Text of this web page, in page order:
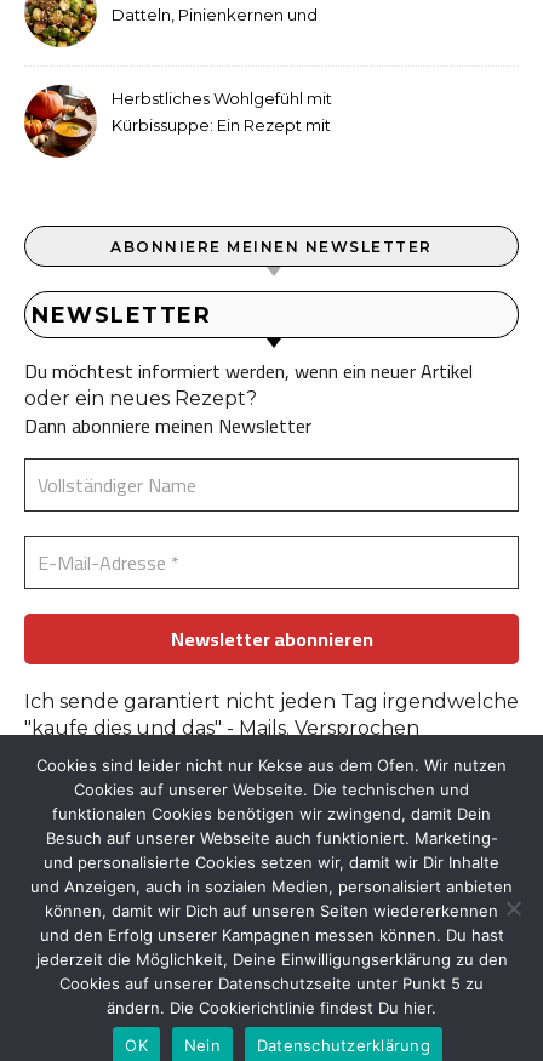
Datteln, Pinienkernen und
Herbstliches Wohlgefühl mit
Kürbissuppe: Ein Rezept mit
ABONNIERE MEINEN NEWSLETTER
NEWSLETTER
Du möchtest informiert werden, wenn ein neuer Artikel
oder ein neues Rezept?
Dann abonniere meinen Newsletter
Ich sende garantiert nicht jeden Tag irgendwelche
"kaufe dies und das" - Mails. Versprochen
Erfahre mehr in der Datenschutzerklärung.
Kontakt :: Bildnachweise ::Datenschutz
Impressum
© 2026 by Tante-Iris.de
Graceful Theme byOptima Themes
Cookies sind leider nicht nur Kekse aus dem Ofen. Wir nutzen
Cookies auf unserer Webseite. Die technischen und
funktionalen Cookies benötigen wir zwingend, damit Dein
Besuch auf unserer Webseite auch funktioniert. Marketing-
und personalisierte Cookies setzen wir, damit wir Dir Inhalte
und Anzeigen, auch in sozialen Medien, personalisiert anbieten
können, damit wir Dich auf unseren Seiten wiedererkennen
und den Erfolg unserer Kampagnen messen können. Du hast
jederzeit die Möglichkeit, Deine Einwilligungserklärung zu den
Cookies auf unserer Datenschutzseite unter Punkt 5 zu
ändern. Die Cookierichtlinie findest Du hier.
OK
Nein Datenschutzerklärung